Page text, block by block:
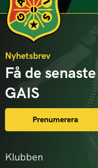
Klubben
Nyhetsbrev
Få de
GAIS
Prenumerera